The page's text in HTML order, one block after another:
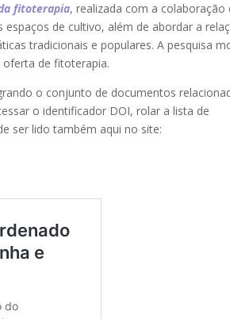
fitoterapia, realizada com a colaboração
espaços de cultivo, além de abordar a
tradicionais e populares. A pesquisa
oferta de fitoterapia.
o conjunto de documentos
o identificador DOI, rolar a lista de
ser lido também aqui no site: